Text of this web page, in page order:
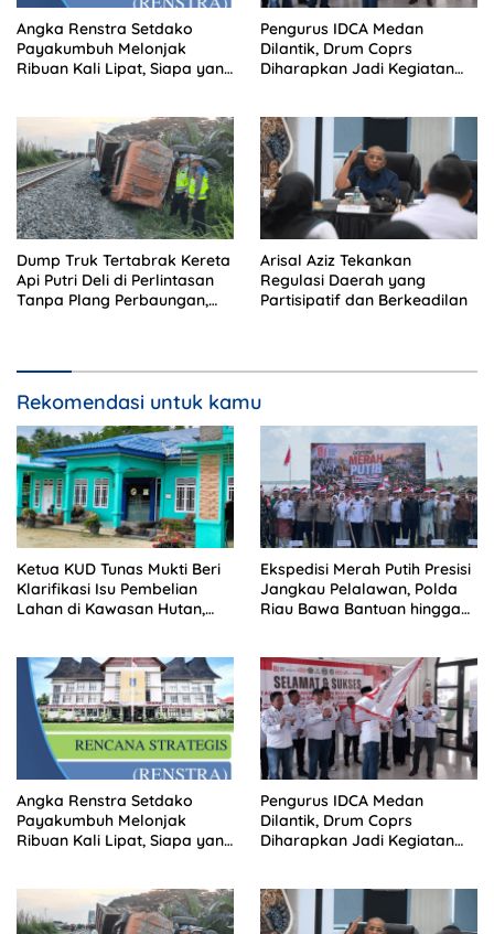
Angka Renstra Setdako
Payakumbuh Melonjak
Ribuan Kali Lipat, Siapa yang
Pengurus IDCA Medan
Dilantik, Drum Coprs
Diharapkan Jadi Kegiatan
Dump Truk Tertabrak Kereta
Api Putri Deli di Perlintasan
Tanpa Plang Perbaungan,
Arisal Aziz Tekankan
Regulasi Daerah yang
Partisipatif dan Berkeadilan
Rekomendasi untuk kamu
Ketua KUD Tunas Mukti Beri
Klarifikasi Isu Pembelian
Lahan di Kawasan Hutan,
Ekspedisi Merah Putih Presisi
Jangkau Pelalawan, Polda
Riau Bawa Bantuan hingga
Angka Renstra Setdako
Payakumbuh Melonjak
Ribuan Kali Lipat, Siapa yang
Pengurus IDCA Medan
Dilantik, Drum Coprs
Diharapkan Jadi Kegiatan